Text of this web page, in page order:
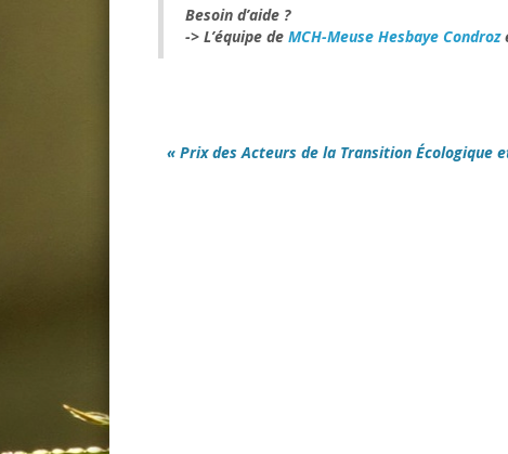
Besoin d’aide ?
-> L’équipe de MCH-Meuse Hesbaye Condroz
« Prix des Acteurs de la Transition Écologique